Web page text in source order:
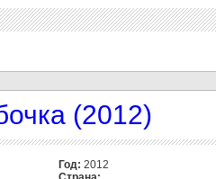
(2012)
Год: 2012